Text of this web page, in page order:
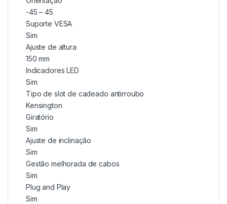
-45 – 45
Suporte VESA
Sim
Ajuste de altura
150 mm
Indicadores LED
Sim
Tipo de slot de cadeado antirroubo
Kensington
Giratório
Sim
Ajuste de inclinação
Sim
Gestão melhorada de cabos
Sim
Plug and Play
Sim